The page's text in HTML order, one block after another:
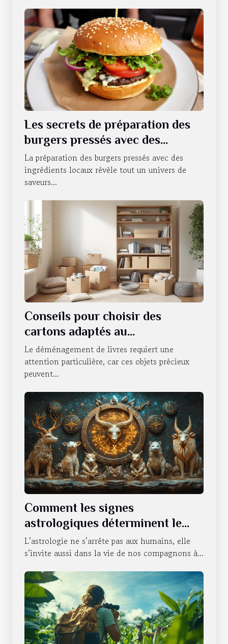
Les secrets de préparation des
burgers pressés avec des
ingrédients locaux
La préparation des burgers pressés avec des
ingrédients locaux révèle tout un univers de
saveurs...
Conseils pour choisir des
cartons adaptés au
déménagement de livres
Le déménagement de livres requiert une
attention particulière, car ces objets précieux
peuvent...
Comment les signes
astrologiques déterminent le
caractère de nos animaux
domestiques
L’astrologie ne s’arrête pas aux humains, elle
s’invite aussi dans la vie de nos compagnons à...